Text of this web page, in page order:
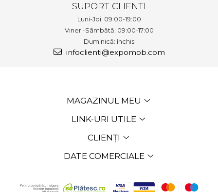
SUPORT CLIENTI
Luni-Joi: 09:00-19:00
Vineri-Sâmbătă: 09:00-17:00
Duminică: închis
infoclienti@expomob.com
MAGAZINUL MEU
LINK-URI UTILE
CLIENȚI
DATE COMERCIALE